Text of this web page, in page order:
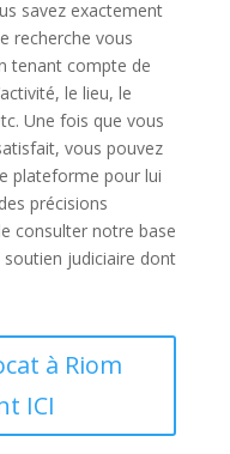
savez exactement
recherche vous
tenant compte de
le lieu, le
Une fois que vous
vous pouvez
plateforme pour lui
précisions
consulter notre base
soutien judiciaire dont
à Riom
ICI